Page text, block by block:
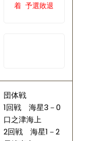
団体戦
1回戦 海星3－0
口之津海上
2回戦 海星1－2